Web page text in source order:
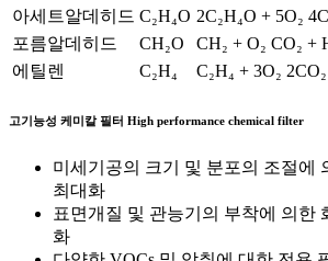
아세트알데히드 C₂H₄O 2C₂H₄O + 5O₂
포름알데히드
CH₂O CH₂ + O₂ CO₂ +
에틸렌
C₂H₄ C₂H₄ + 3O₂
고기능성 케미칼 필터 High performance chemical filter
미세기공의 크기 및 분포의 조절에
최대화
표면개질 및 관능기의 부착에 의한
화